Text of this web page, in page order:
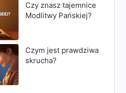
Czy znasz tajemnice
Modlitwy Pańskiej?
Czym jest prawdziwa
skrucha?